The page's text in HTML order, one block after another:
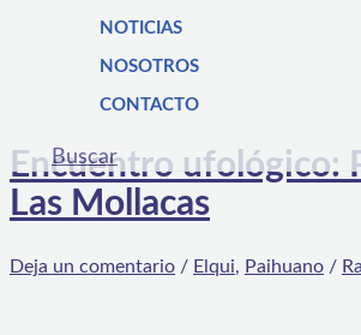
NOTICIAS
NOSOTROS
CONTACTO
Buscar
Encuentro ufológico:
Las Mollacas
Deja un comentario / Elqui, Paihuano /